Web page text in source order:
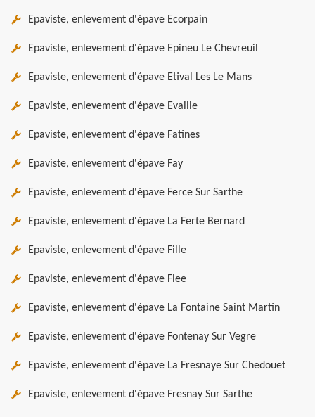
Epaviste, enlevement d'épave Ecorpain
Epaviste, enlevement d'épave Epineu Le Chevreuil
Epaviste, enlevement d'épave Etival Les Le Mans
Epaviste, enlevement d'épave Evaille
Epaviste, enlevement d'épave Fatines
Epaviste, enlevement d'épave Fay
Epaviste, enlevement d'épave Ferce Sur Sarthe
Epaviste, enlevement d'épave La Ferte Bernard
Epaviste, enlevement d'épave Fille
Epaviste, enlevement d'épave Flee
Epaviste, enlevement d'épave La Fontaine Saint Martin
Epaviste, enlevement d'épave Fontenay Sur Vegre
Epaviste, enlevement d'épave La Fresnaye Sur Chedouet
Epaviste, enlevement d'épave Fresnay Sur Sarthe